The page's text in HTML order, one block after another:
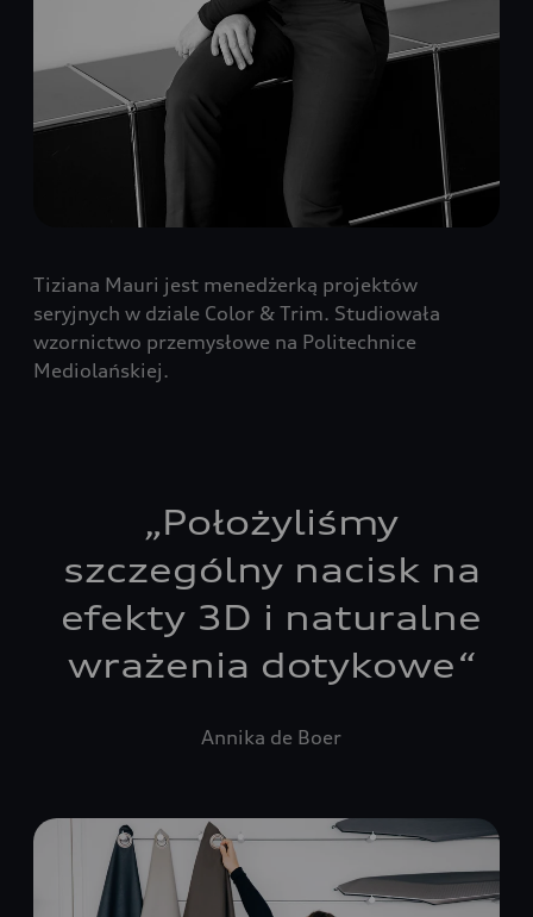
Tiziana Mauri jest menedżerką projektów
seryjnych w dziale Color & Trim. Studiowała
wzornictwo przemysłowe na Politechnice
Mediolańskiej.
„Położyliśmy
szczególny nacisk na
efekty 3D i naturalne
wrażenia dotykowe“
Annika de Boer